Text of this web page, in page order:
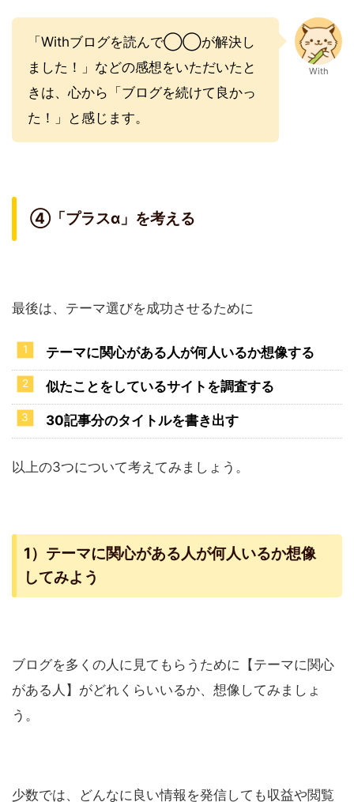
「Withブログを読んで◯◯が解決し
ました！」などの感想をいただいたと
きは、心から「ブログを続けて良かっ
た！」と感じます。
With
④「プラスα」を考える
最後は、テーマ選びを成功させるために
テーマに関心がある人が何人いるか想像する
似たことをしているサイトを調査する
30記事分のタイトルを書き出す
以上の3つについて考えてみましょう。
1）テーマに関心がある人が何人いるか想像
してみよう
ブログを多くの人に見てもらうために【テーマに関心
がある人】がどれくらいいるか、想像してみましょ
う。
少数では、どんなに良い情報を発信しても収益や閲覧